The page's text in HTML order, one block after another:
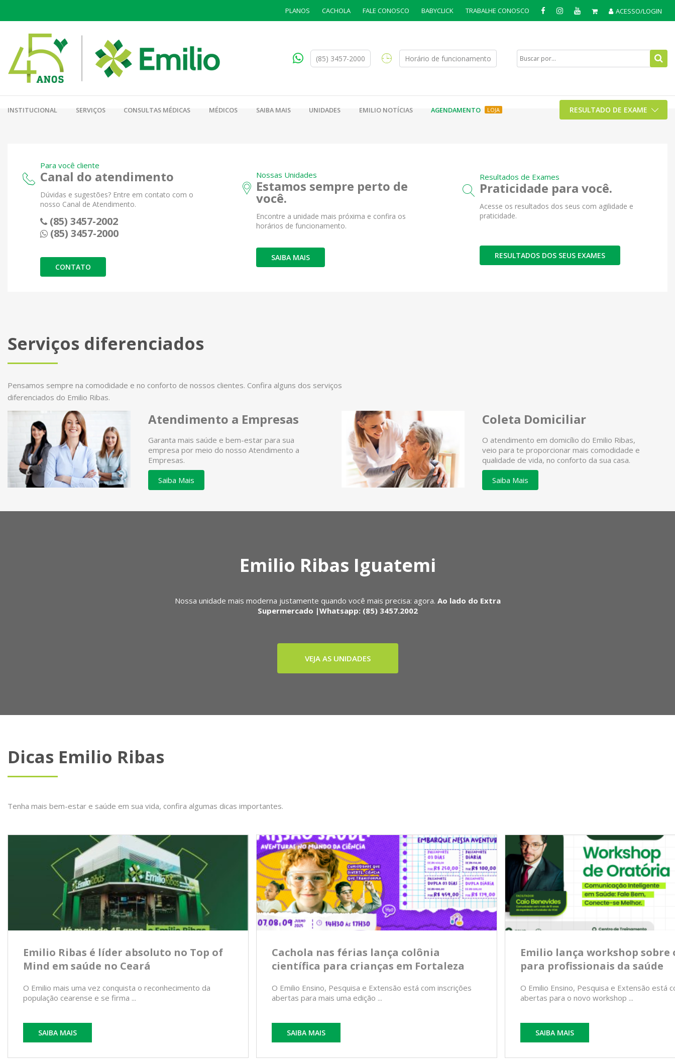
PLANOS CACHOLA FALE CONOSCO BABYCLICK TRABALHE CONOSCO ACESSO/LOGIN
(85) 3457-2000 Horário de funcionamento
INSTITUCIONAL SERVIÇOS CONSULTAS MÉDICAS MÉDICOS SAIBA MAIS UNIDADES EMILIO NOTÍCIAS LOJA
AGENDAMENTO RESULTADO DE EXAME
Para você cliente
Canal do atendimento
Dúvidas e sugestões? Entre em contato com o
nosso Canal de Atendimento.
(85) 3457-2002
(85) 3457-2000
CONTATO
Nossas Unidades
Estamos sempre perto de
você.
Encontre a unidade mais próxima e confira os
horários de funcionamento.
SAIBA MAIS
Resultados de Exames
Praticidade para você.
Acesse os resultados dos seus com agilidade e
praticidade.
RESULTADOS DOS SEUS EXAMES
Serviços diferenciados
Pensamos sempre na comodidade e no conforto de nossos clientes. Confira alguns dos serviços
diferenciados do Emilio Ribas.
Atendimento a Empresas
Garanta mais saúde e bem-estar para sua
empresa por meio do nosso Atendimento a
Empresas.
Saiba Mais
Coleta Domiciliar
O atendimento em domicílio do Emilio Ribas,
veio para te proporcionar mais comodidade e
qualidade de vida, no conforto da sua casa.
Saiba Mais
Emilio Ribas Iguatemi
Nossa unidade mais moderna justamente quando você mais precisa: agora. Ao lado do Extra
Supermercado |Whatsapp: (85) 3457.2002
VEJA AS UNIDADES
Dicas Emilio Ribas
Tenha mais bem-estar e saúde em sua vida, confira algumas dicas importantes.
Emilio Ribas é líder absoluto no Top of
Mind em saúde no Ceará
O Emilio mais uma vez conquista o reconhecimento da
população cearense e se firma ...
SAIBA MAIS
Cachola nas férias lança colônia
científica para crianças em Fortaleza
O Emilio Ensino, Pesquisa e Extensão está com inscrições
abertas para mais uma edição ...
SAIBA MAIS
Emilio lança workshop
para profissionais da saúde
O Emilio Ensino, Pesquisa e Extensão está
abertas para o novo workshop ...
SAIBA MAIS